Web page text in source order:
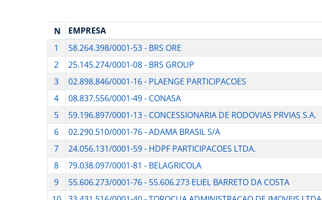
N EMPRESA
1
58.264.398/0001-53 - BRS ORE
2
25.145.274/0001-08 - BRS GROUP
3
02.898.846/0001-16 - PLAENGE PARTICIPACOES
4
08.837.556/0001-49 - CONASA
5
59.196.897/0001-13 - CONCESSIONARIA DE RODOVIAS PRVIAS S.A.
6
02.290.510/0001-76 - ADAMA BRASIL S/A
7
24.056.131/0001-59 - HDPF PARTICIPACOES LTDA.
8
79.038.097/0001-81 - BELAGRICOLA
9
55.606.273/0001-76 - 55.606.273 ELIEL BARRETO DA COSTA